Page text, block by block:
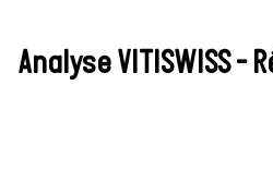
Analyse VITISWISS -